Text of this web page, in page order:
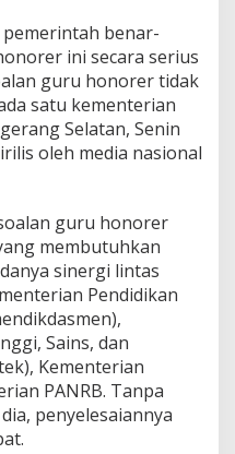
benar-
ini secara serius
guru honorer tidak
satu kementerian
Selatan, Senin
oleh media nasional
guru honorer
membutuhkan
sinergi lintas
Pendidikan
Sains, dan
Kementerian
PANRB. Tanpa
penyelesaiannya